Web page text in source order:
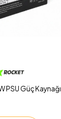
Güç Kaynağı
PSU Güç Kaynağı